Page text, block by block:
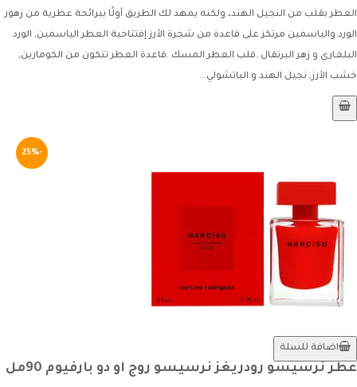
العطر بقلب من النجيل الهند، ولكنه يمهد لك الطريق أولًا ببرائحة عطرية من زهور
الورد والياسمين مرتكز على قاعدة من شجرة الأرز.إفتتاحية العطر الياسمين, الورد
البلغاري و زهر البرتقال .قلب العطر المسك .قاعدة العطر تتكون من الكومارين,
خشب الأرز, نجيل الهند و الباتشولي...
-25%
اضافة للسلة
عطر نرسيسو رودريغز نرسيسو روج او دو بارفيوم 90مل